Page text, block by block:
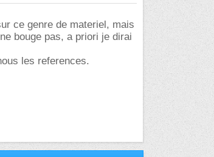
ce genre de materiel, mais
bouge pas, a priori je dirai
les references.